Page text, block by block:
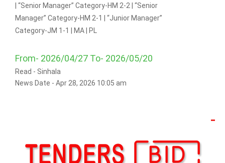
| “Senior Manager” Category-HM 2-2 | “Senior
Manager” Category-HM 2-1 | “Junior Manager”
Category-JM 1-1 | MA | PL
From- 2026/04/27 To- 2026/05/20
Read - Sinhala
News Date - Apr 28, 2026 10:05 am